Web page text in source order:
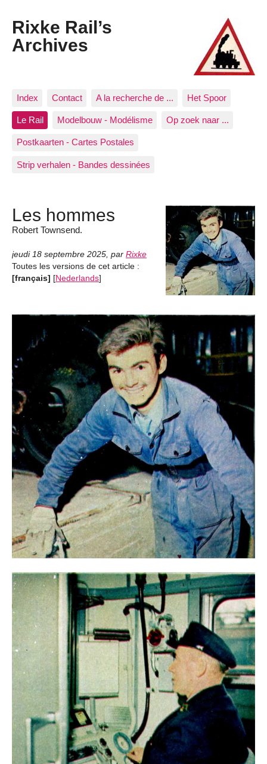
Rixke Rail’s
Archives
Index Contact A la recherche de ... Het Spoor
Le Rail Modelbouw - Modélisme Op zoek naar ...
Postkaarten - Cartes Postales
Strip verhalen - Bandes dessinées
Les hommes
Robert Townsend.
jeudi 18 septembre 2025, par Rixke
Toutes les versions de cet article :
[français] [Nederlands]